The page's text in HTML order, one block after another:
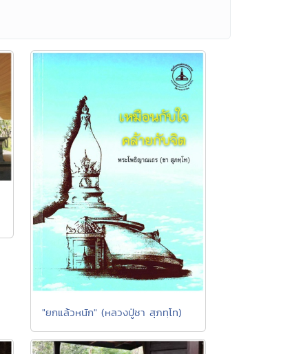
"ยกแล้วหนัก" (หลวงปู่ชา สุภทฺโท)